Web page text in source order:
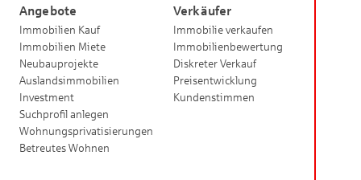
Angebote
Immobilien Kauf
Immobilien Miete
Neubauprojekte
Auslandsimmobilien
Investment
Suchprofil anlegen
Wohnungsprivatisierungen
Betreutes Wohnen
Verkäufer
Immobilie verkaufen
Immobilienbewertung
Diskreter Verkauf
Preisentwicklung
Kundenstimmen